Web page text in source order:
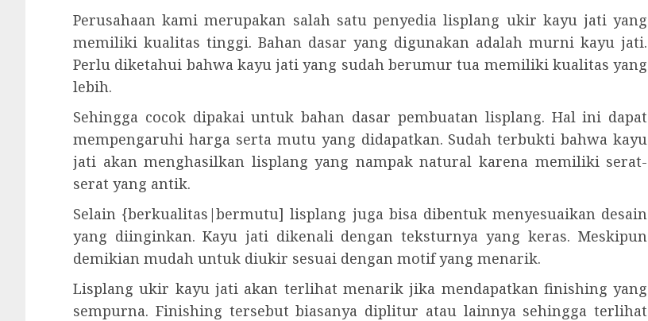
Perusahaan kami merupakan salah satu penyedia lisplang ukir kayu jati yang
memiliki kualitas tinggi. Bahan dasar yang digunakan adalah murni kayu jati.
Perlu diketahui bahwa kayu jati yang sudah berumur tua memiliki kualitas yang
lebih.
Sehingga cocok dipakai untuk bahan dasar pembuatan lisplang. Hal ini dapat
mempengaruhi harga serta mutu yang didapatkan. Sudah terbukti bahwa kayu
jati akan menghasilkan lisplang yang nampak natural karena memiliki serat-
serat yang antik.
Selain {berkualitas|bermutu] lisplang juga bisa dibentuk menyesuaikan desain
yang diinginkan. Kayu jati dikenali dengan teksturnya yang keras. Meskipun
demikian mudah untuk diukir sesuai dengan motif yang menarik.
Lisplang ukir kayu jati akan terlihat menarik jika mendapatkan finishing yang
sempurna. Finishing tersebut biasanya diplitur atau lainnya sehingga terlihat